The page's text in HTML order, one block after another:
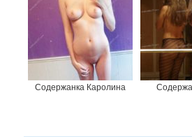
Содержанка Каролина